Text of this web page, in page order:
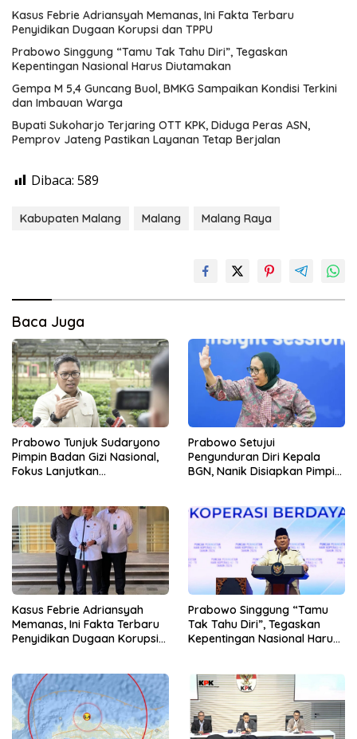
Kasus Febrie Adriansyah Memanas, Ini Fakta Terbaru
Penyidikan Dugaan Korupsi dan TPPU
Prabowo Singgung “Tamu Tak Tahu Diri”, Tegaskan
Kepentingan Nasional Harus Diutamakan
Gempa M 5,4 Guncang Buol, BMKG Sampaikan Kondisi Terkini
dan Imbauan Warga
Bupati Sukoharjo Terjaring OTT KPK, Diduga Peras ASN,
Pemprov Jateng Pastikan Layanan Tetap Berjalan
Dibaca: 589
Kabupaten Malang Malang Malang Raya
Baca Juga
Prabowo Tunjuk Sudaryono
Pimpin Badan Gizi Nasional,
Fokus Lanjutkan
Prabowo Setujui
Pengunduran Diri Kepala
BGN, Nanik Disiapkan Pimpin
Kasus Febrie Adriansyah
Memanas, Ini Fakta Terbaru
Penyidikan Dugaan Korupsi
Prabowo Singgung “Tamu
Tak Tahu Diri”, Tegaskan
Kepentingan Nasional Harus